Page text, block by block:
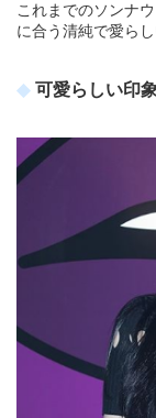
これまでのソンナ
に合う清純で愛ら
可愛らしい印